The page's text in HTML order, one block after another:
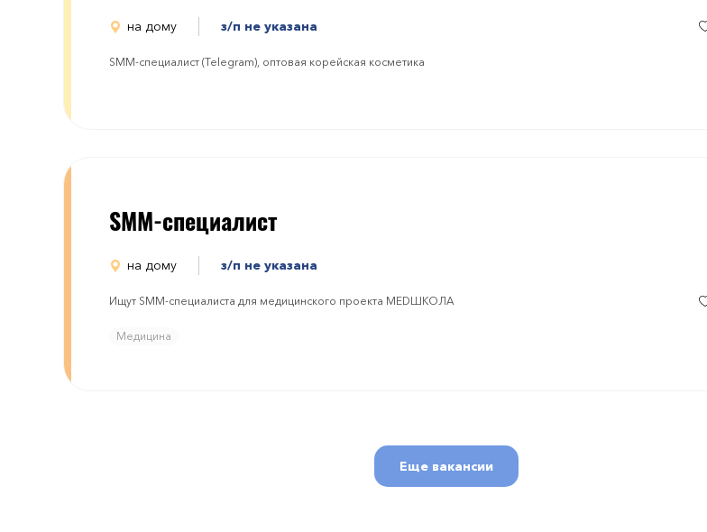
на дому з/п не указана
SMM-специалист (Telegram), оптовая корейская косметика
SMM-специалист
на дому з/п не указана
Ищут SMM-специалиста для медицинского проекта MEDШКОЛА
Медицина
Еще вакансии